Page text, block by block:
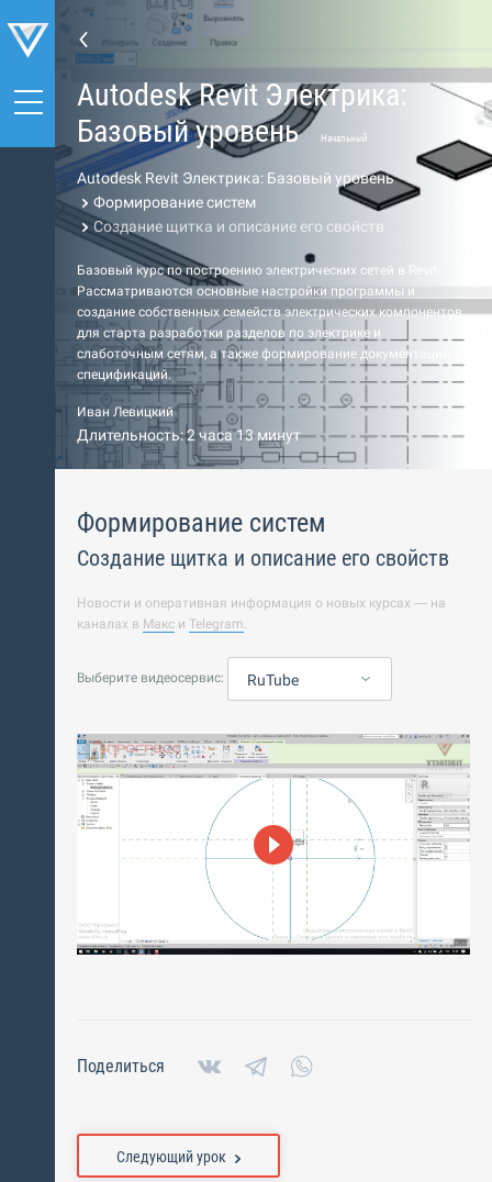
Autodesk Revit Электрика:
Базовый уровень
Начальный
Autodesk Revit Электрика: Базовый уровень
Формирование систем
Создание щитка и описание его свойств
Базовый курс по построению электрических сетей в Revit.
Рассматриваются основные настройки программы и
создание собственных семейств электрических компонентов
для старта разработки разделов по электрике и
слаботочным сетям, а также формирование документации и
спецификаций.
Иван Левицкий
Длительность: 2 часа 13 минут
Формирование систем
Создание щитка и описание его свойств
Новости и оперативная информация о новых курсах — на
каналах в Макс и Telegram.
Выберите видеосервис: RuTube
Поделиться
Следующий урок